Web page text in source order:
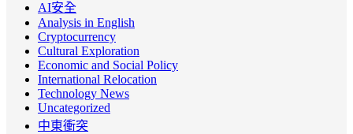
AI安全
Analysis in English
Cryptocurrency
Cultural Exploration
Economic and Social Policy
International Relocation
Technology News
Uncategorized
中東衝突